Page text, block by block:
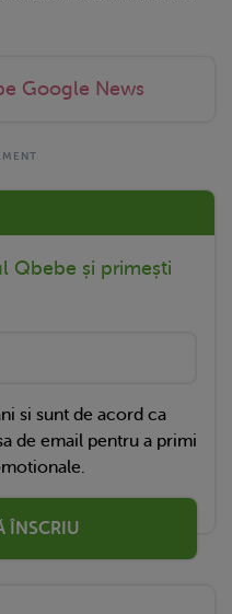
Google News
Qbebe și primești
si sunt de acord ca
de email pentru a primi
ÎNSCRIU